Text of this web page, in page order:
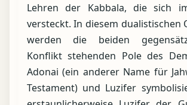
Lehren der Kabbala, die sich
versteckt. In diesem dualistischen
werden die beiden
Konflikt stehenden Pole des
Adonai (ein anderer Name für
Testament) und Luzifer